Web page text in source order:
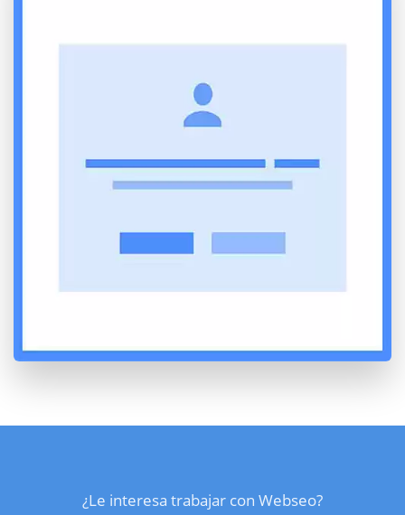
¿Le interesa trabajar con Webseo?